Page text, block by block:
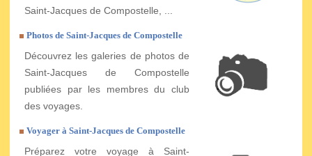
Saint-Jacques de Compostelle, ...
Photos de Saint-Jacques de Compostelle
Découvrez les galeries de photos de
Saint-Jacques de Compostelle
publiées par les membres du club
des voyages.
Voyager à Saint-Jacques de Compostelle
Préparez votre voyage à Saint-